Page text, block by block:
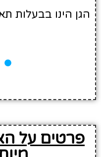
הגן הינו בבעלות
פרטים על